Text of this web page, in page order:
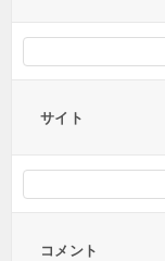
サイト
コメント